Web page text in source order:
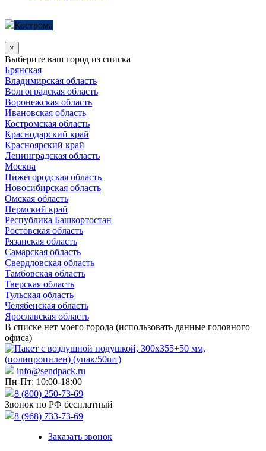
Кострома
×
Выберите ваш город из списка
Брянская
Владимирская область
Волгоградская область
Воронежская область
Ивановская область
Костромская область
Краснодарский край
Красноярский край
Ленинградская область
Москва
Нижегородская область
Новосибирская область
Омская область
Пермский край
Республика Башкортостан
Ростовская область
Рязанская область
Самарская область
Свердловская область
Тамбовская область
Тверская область
Тульская область
Челябенская область
Ярославская область
В списке нет моего города (использовать данные головного
офиса)
info@sendpack.ru
Пн-Пт: 10:00-18:00
8 (800) 250-73-69
Звонок по РФ бесплатный
8 (968) 733-73-69
Заказать звонок